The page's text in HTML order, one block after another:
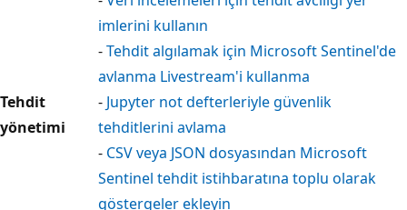
Tehdit
yönetimi
imlerini kullanın
-Tehdit algılamak için Microsoft Sentinel'de
avlanma Livestream'i kullanma
- Jupyter not defterleriyle güvenlik
tehditlerini avlama
- CSV veya JSON dosyasından Microsoft
Sentinel tehdit istihbaratına toplu olarak
göstergeler ekleyin